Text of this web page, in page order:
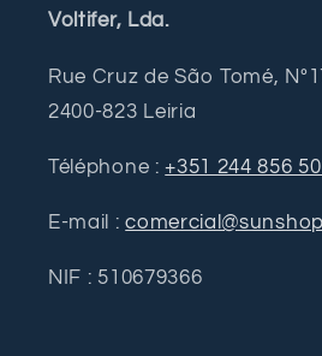
Voltifer, Lda.
Rue Cruz de São Tomé,
2400-823 Leiria
Téléphone :+351 244 856
E-mail :
NIF : 510679366